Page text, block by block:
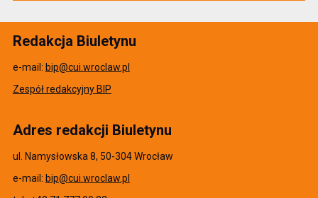
Redakcja Biuletynu
e-mail: bip@cui.wroclaw.pl
Zespół redakcyjny BIP
Adres redakcji Biuletynu
ul. Namysłowska 8, 50-304 Wrocław
e-mail: bip@cui.wroclaw.pl